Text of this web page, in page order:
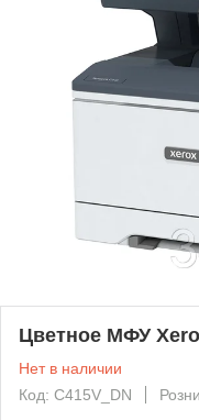
Цветное МФУ
Нет в наличии
Код: C415V_DN